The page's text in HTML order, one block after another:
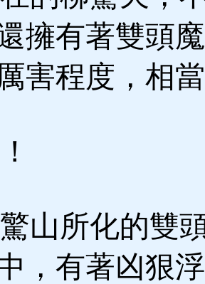
擁有著雙頭
害程度，相
山所化的雙
，有著凶狠